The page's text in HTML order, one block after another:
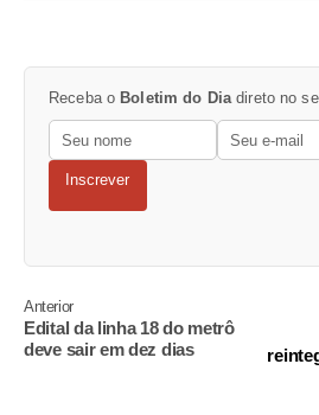
Receba o Boletim do Dia direto no
Inscrever
Anterior
Edital da linha 18 do metrô
deve sair em dez dias